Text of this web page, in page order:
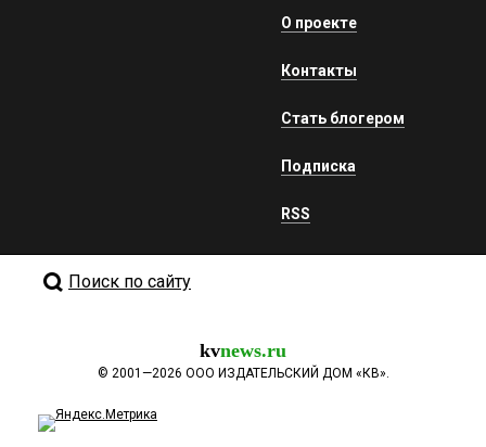
О проекте
Контакты
Стать блогером
Подписка
RSS
Поиск по сайту
kvnews.ru
© 2001—2026 ООО ИЗДАТЕЛЬСКИЙ ДОМ «КВ».